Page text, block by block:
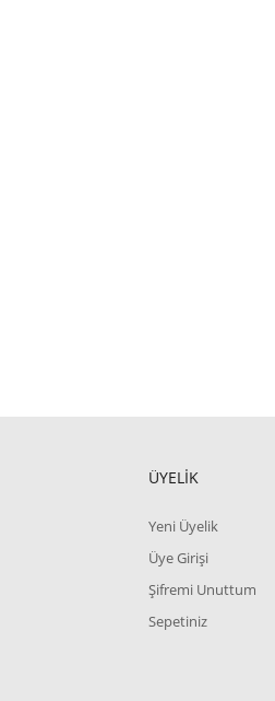
ÜYELİK
Yeni Üyelik
Üye Girişi
Şifremi Unuttum
Sepetiniz